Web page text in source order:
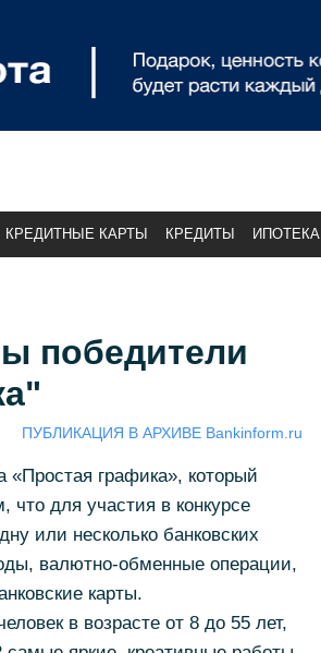
КРЕДИТНЫЕ КАРТЫ КРЕДИТЫ ИПОТЕКА
победители
ПУБЛИКАЦИЯ В АРХИВЕ Bankinform.ru
«Простая графика», который
что для участия в конкурсе
или несколько банковских
валютно-обменные операции,
карты.
в возрасте от 8 до 55 лет,